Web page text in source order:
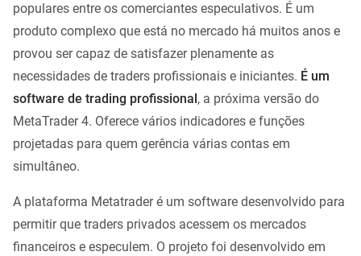
populares entre os comerciantes especulativos. É um
produto complexo que está no mercado há muitos anos e
provou ser capaz de satisfazer plenamente as
necessidades de traders profissionais e iniciantes. É um
software de trading profissional , a próxima versão do
MetaTrader 4. Oferece vários indicadores e funções
projetadas para quem gerência várias contas em
simultâneo.
A plataforma Metatrader é um software desenvolvido para
permitir que traders privados acessem os mercados
financeiros e especulem. O projeto foi desenvolvido em